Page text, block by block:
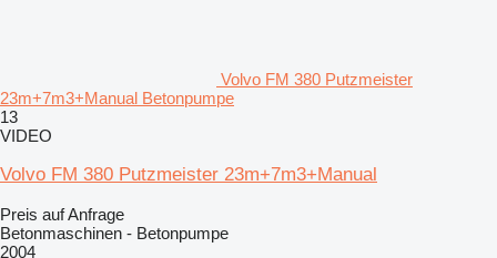
Volvo FM 380 Putzmeister
23m+7m3+Manual Betonpumpe
13
VIDEO
Volvo FM 380 Putzmeister 23m+7m3+Manual
Preis auf Anfrage
Betonmaschinen - Betonpumpe
2004